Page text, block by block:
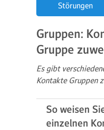
Störungen
Gruppen:
Gruppe
Es gibt
Kontakte Gruppen
So weisen
einzelnen